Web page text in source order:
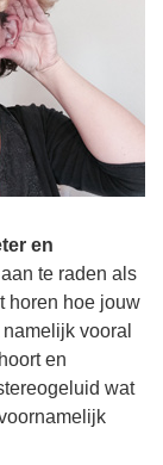
en
te raden als
horen hoe jouw
vooral
en
wat